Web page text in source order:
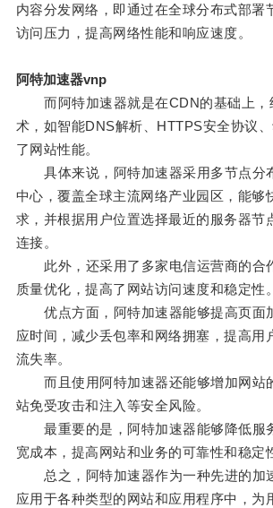
内容分发网络，即通过在全球分布式部署
访问压力，提高网络性能和响应速度。
阿特加速器vnp
而阿特加速器就是在CDN的基础上，
术，如智能DNS解析、HTTPS安全协议
了网站性能。
具体来说，阿特加速器采用多节点分
中心，覆盖全球主流网络产业园区，能够
求，并根据用户位置选择最近的服务器节
连接。
此外，还采用了多家电信运营商的合
质量优化，提高了网站访问速度和稳定性。
优点方面，阿特加速器能够提高页面
应时间，减少丢包率和网络拥塞，提高用
流失率。
而且使用阿特加速器还能够增加网站
站免受攻击和注入等安全风险。
最重要的是，阿特加速器能够降低服
宽成本，提高网站和业务的可靠性和稳定
总之，阿特加速器作为一种先进的加
应用于各种类型的网站和应用程序中，为